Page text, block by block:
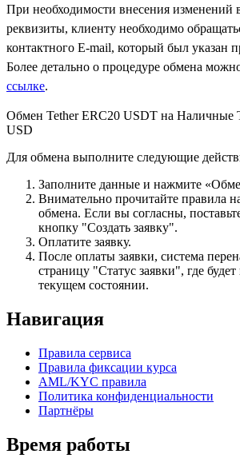
При необходимости внесения изменений
реквизиты, клиенту необходимо
контактного Е-mail, который был указан
Более детально о процедуре обмена
ссылке.
Обмен Tether ERC20 USDT на Наличные
USD
Для обмена выполните следующие
Заполните данные и нажмите
Внимательно прочитайте правила
обмена. Если вы согласны,
кнопку "Создать заявку".
Оплатите заявку.
После оплаты заявки, система
страницу "Статус заявки", где
текущем состоянии.
Навигация
Правила сервиса
Правила фиксации курса
AML/KYC правила
Политика конфиденциальности
Партнёры
Время работы